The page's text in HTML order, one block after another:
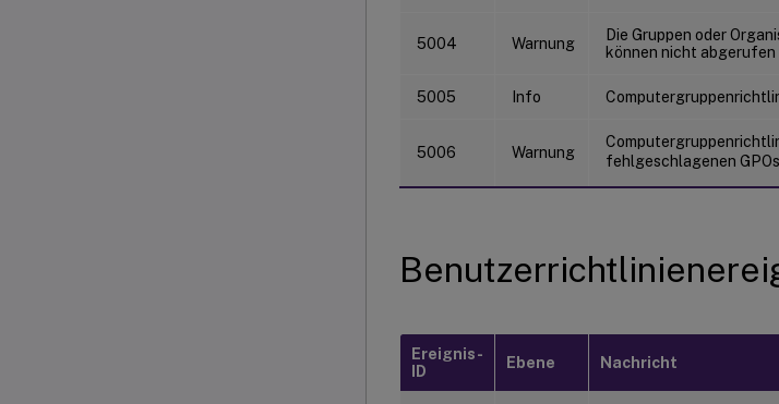
5004 Warnung
Die Gruppen oder
können nicht
5005 Info
5006 Warnung
fehlgeschlagenen
Ereignis-
ID
Ebene Nachricht